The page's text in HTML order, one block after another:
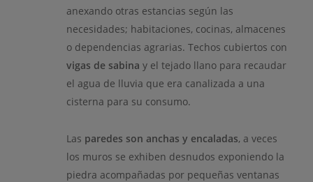
anexando otras estancias según las
necesidades; habitaciones, cocinas, almacenes
o dependencias agrarias. Techos cubiertos con
vigas de sabina y el tejado llano para recaudar
el agua de lluvia que era canalizada a una
cisterna para su consumo.
Las paredes son anchas y encaladas, a veces
los muros se exhiben desnudos exponiendo la
piedra acompañadas por pequeñas ventanas